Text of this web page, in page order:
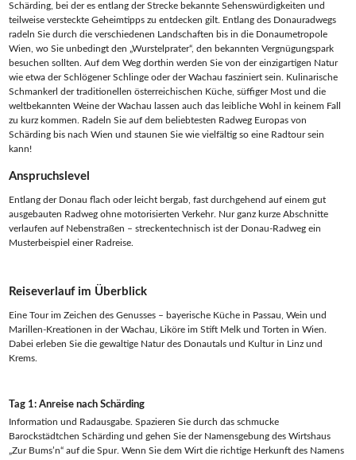
Schärding, bei der es entlang der Strecke bekannte Sehenswürdigkeiten und
teilweise versteckte Geheimtipps zu entdecken gilt. Entlang des Donauradwegs
radeln Sie durch die verschiedenen Landschaften bis in die Donaumetropole
Wien, wo Sie unbedingt den „Wurstelprater“, den bekannten Vergnügungspark
besuchen sollten. Auf dem Weg dorthin werden Sie von der einzigartigen Natur
wie etwa der Schlögener Schlinge oder der Wachau fasziniert sein. Kulinarische
Schmankerl der traditionellen österreichischen Küche, süffiger Most und die
weltbekannten Weine der Wachau lassen auch das leibliche Wohl in keinem Fall
zu kurz kommen. Radeln Sie auf dem beliebtesten Radweg Europas von
Schärding bis nach Wien und staunen Sie wie vielfältig so eine Radtour sein
kann!
Anspruchslevel
Entlang der Donau flach oder leicht bergab, fast durchgehend auf einem gut
ausgebauten Radweg ohne motorisierten Verkehr. Nur ganz kurze Abschnitte
verlaufen auf Nebenstraßen – streckentechnisch ist der Donau-Radweg ein
Musterbeispiel einer Radreise.
Reiseverlauf im Überblick
Eine Tour im Zeichen des Genusses – bayerische Küche in Passau, Wein und
Marillen-Kreationen in der Wachau, Liköre im Stift Melk und Torten in Wien.
Dabei erleben Sie die gewaltige Natur des Donautals und Kultur in Linz und
Krems.
Tag 1: Anreise nach Schärding
Information und Radausgabe. Spazieren Sie durch das schmucke
Barockstädtchen Schärding und gehen Sie der Namensgebung des Wirtshaus
„Zur Bums’n“ auf die Spur. Wenn Sie dem Wirt die richtige Herkunft des Namens